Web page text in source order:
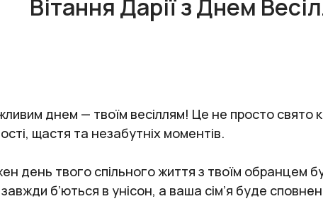
Вітання Дарії з Днем
днем — твоїм весіллям! Це не просто свято
щастя та незабутніх моментів.
день твого спільного життя з твоїм обранцем
б’ються в унісон, а ваша сім’я буде